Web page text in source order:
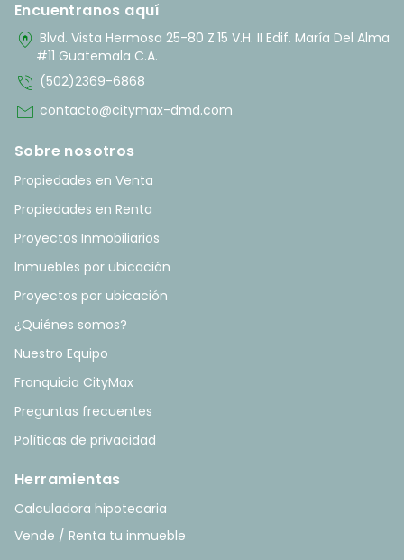
Encuentranos aquí
home_pin Blvd. Vista Hermosa 25-80 Z.15 V.H. II Edif. María Del Alma
#11 Guatemala C.A.
phone_in_talk (502)2369-6868
mail contacto@citymax-dmd.com
Sobre nosotros
Propiedades en Venta
Propiedades en Renta
Proyectos Inmobiliarios
Inmuebles por ubicación
Proyectos por ubicación
¿Quiénes somos?
Nuestro Equipo
Franquicia CityMax
Preguntas frecuentes
Políticas de privacidad
Herramientas
Calculadora hipotecaria
Vende / Renta tu inmueble